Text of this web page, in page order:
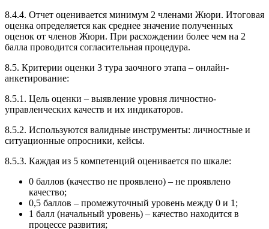
8.4.4. Отчет оценивается минимум 2 членами Жюри. Итоговая
оценка определяется как среднее значение полученных
оценок от членов Жюри. При расхождении более чем на 2
балла проводится согласительная процедура.
8.5. Критерии оценки 3 тура заочного этапа – онлайн-
анкетирование:
8.5.1. Цель оценки – выявление уровня личностно-
управленческих качеств и их индикаторов.
8.5.2. Используются валидные инструменты: личностные и
ситуационные опросники, кейсы.
8.5.3. Каждая из 5 компетенций оценивается по шкале:
0 баллов (качество не проявлено) – не проявлено
качество;
0,5 баллов – промежуточный уровень между 0 и 1;
1 балл (начальный уровень) – качество находится в
процессе развития;